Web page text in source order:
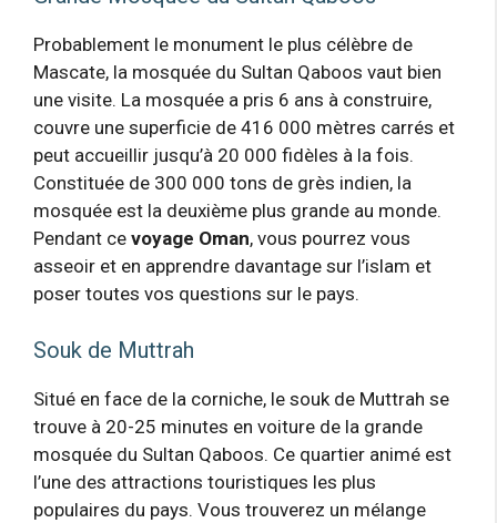
Probablement le monument le plus célèbre de
Mascate, la mosquée du Sultan Qaboos vaut bien
une visite. La mosquée a pris 6 ans à construire,
couvre une superficie de 416 000 mètres carrés et
peut accueillir jusqu’à 20 000 fidèles à la fois.
Constituée de 300 000 tons de grès indien, la
mosquée est la deuxième plus grande au monde.
Pendant ce voyage Oman, vous pourrez vous
asseoir et en apprendre davantage sur l’islam et
poser toutes vos questions sur le pays.
Souk de Muttrah
Situé en face de la corniche, le souk de Muttrah se
trouve à 20-25 minutes en voiture de la grande
mosquée du Sultan Qaboos. Ce quartier animé est
l’une des attractions touristiques les plus
populaires du pays. Vous trouverez un mélange